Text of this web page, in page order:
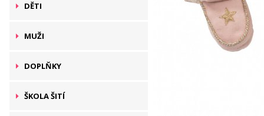
DĚTI
MUŽI
DOPLŇKY
ŠKOLA ŠITÍ